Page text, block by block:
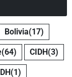
Bolivia(17)
(64) CIDH (3)
(1)